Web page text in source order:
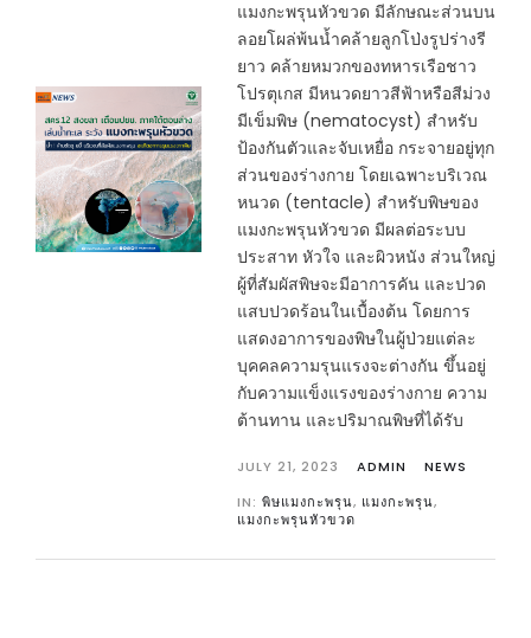
แมงกะพรุนหัวขวด มีลักษณะส่วนบน
ลอยโผล่พ้นน้ำคล้ายลูกโป่งรูปร่างรี
ยาว คล้ายหมวกของทหารเรือชาว
โปรตุเกส มีหนวดยาวสีฟ้าหรือสีม่วง
มีเข็มพิษ (nematocyst) สำหรับ
ป้องกันตัวและจับเหยื่อ กระจายอยู่ทุก
ส่วนของร่างกาย โดยเฉพาะบริเวณ
หนวด (tentacle) สำหรับพิษของ
แมงกะพรุนหัวขวด มีผลต่อระบบ
ประสาท หัวใจ และผิวหนัง ส่วนใหญ่
ผู้ที่สัมผัสพิษจะมีอาการคัน และปวด
แสบปวดร้อนในเบื้องต้น โดยการ
แสดงอาการของพิษในผู้ป่วยแต่ละ
บุคคลความรุนแรงจะต่างกัน ขึ้นอยู่
กับความแข็งแรงของร่างกาย ความ
ต้านทาน และปริมาณพิษที่ได้รับ
JULY 21, 2023 ADMIN
NEWS
IN: พิษแมงกะพรุน, แมงกะพรุน,
แมงกะพรุนหัวขวด